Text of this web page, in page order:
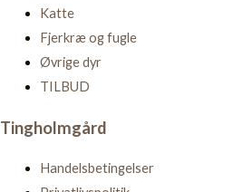
Katte
Fjerkræ og fugle
Øvrige dyr
TILBUD
Tingholmgård
Handelsbetingelser